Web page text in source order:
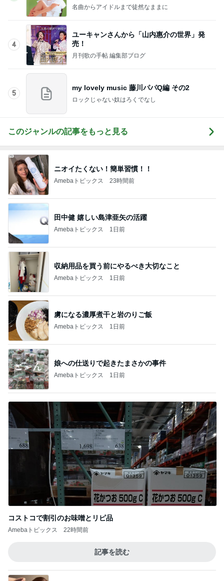
名曲からアイドルまで徒然なままに
4
ユーキャンさんから「山内惠介の世界」発
売！
月刊歌の手帖 編集部ブログ
5
my lovely music 藤川パパQ編 その2
ロックじゃない奴はろくでなし
このジャンルの記事をもっと見る
ニオイたくない！簡単習慣！！
Amebaトピックス 23時間前
田中健 嬉しい島津亜矢の活躍
Amebaトピックス 1日前
収納用品を買う前にやるべき大切なこと
Amebaトピックス 1日前
虜になる濃厚煮干と岩のりご飯
Amebaトピックス 1日前
娘への仕送りで起きたまさかの事件
Amebaトピックス 1日前
コストコで割引のお味噌とリピ品
Amebaトピックス 22時間前
記事を読む